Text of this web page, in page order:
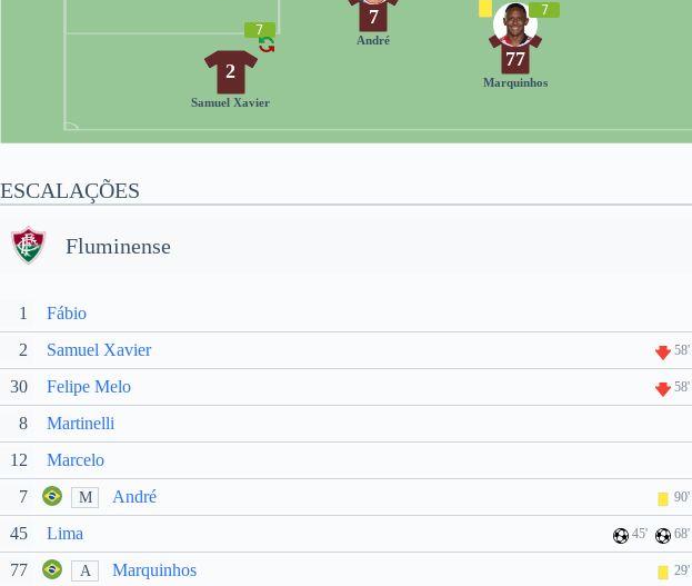
7
2
Samuel Xavier
7
André
7
77
Marquinhos
ESCALAÇÕES
Fluminense
1 Fábio
2 Samuel Xavier 58'
30 Felipe Melo 58'
8 Martinelli
12 Marcelo
7 M André 90'
45 Lima 45' 68'
77 A Marquinhos 29'